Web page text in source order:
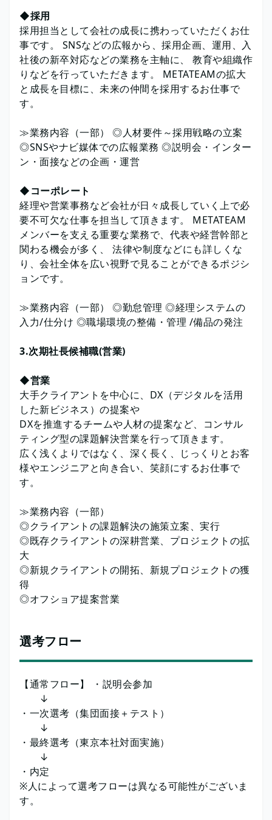
◆採用
採用担当として会社の成長に携わっていただくお仕
事です。 SNSなどの広報から、採用企画、運用、入
社後の新卒対応などの業務を主軸に、 教育や組織作
りなどを行っていただきます。 METATEAMの拡大
と成長を目標に、未来の仲間を採用するお仕事で
す。
≫業務内容（一部） ◎人材要件～採用戦略の立案
◎SNSやナビ媒体での広報業務 ◎説明会・インター
ン・面接などの企画・運営
◆コーポレート
経理や営業事務など会社が日々成長していく上で必
要不可欠な仕事を担当して頂きます。 METATEAM
メンバーを支える重要な業務で、代表や経営幹部と
関わる機会が多く、 法律や制度などにも詳しくな
り、会社全体を広い視野で見ることができるポジシ
ョンです。
≫業務内容（一部） ◎勤怠管理 ◎経理システムの
入力/仕分け ◎職場環境の整備・管理 /備品の発注
3.次期社長候補職(営業)
◆営業
大手クライアントを中心に、DX（デジタルを活用
した新ビジネス）の提案や
DXを推進するチームや人材の提案など、コンサル
ティング型の課題解決営業を行って頂きます。
広く浅くよりではなく、深く長く、じっくりとお客
様やエンジニアと向き合い、笑顔にするお仕事で
す。
≫業務内容（一部）
◎クライアントの課題解決の施策立案、実行
◎既存クライアントの深耕営業、プロジェクトの拡
大
◎新規クライアントの開拓、新規プロジェクトの獲
得
◎オフショア提案営業
選考フロー
【通常フロー】 ・説明会参加
↓
・一次選考（集団面接＋テスト）
↓
・最終選考（東京本社対面実施）
↓
・内定
※人によって選考フローは異なる可能性がございま
す。